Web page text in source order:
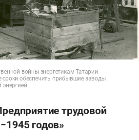
войны энергетикам Татарии
сроки обеспечить прибывшие заводы
энергией
трудовой
годов»